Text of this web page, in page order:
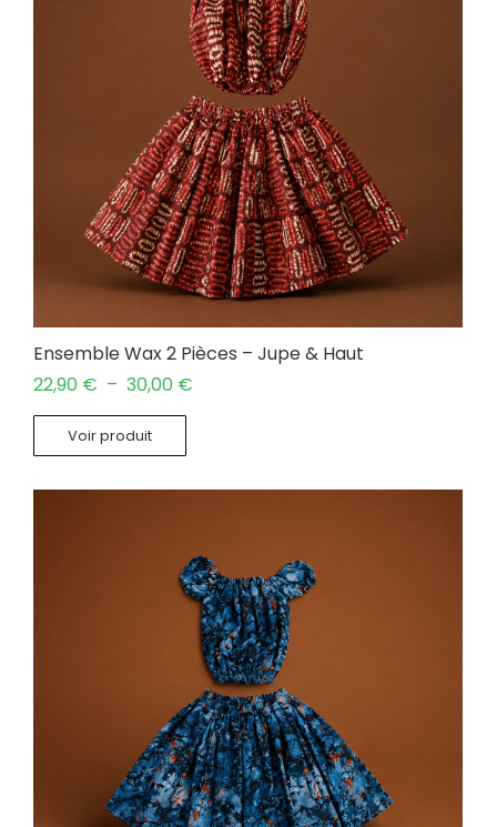
Ensemble Wax 2 Pièces – Jupe & Haut
22,90 € – 30,00 €
Voir produit